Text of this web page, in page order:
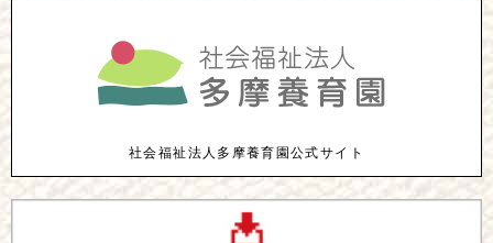
社会福祉法人多摩養育園公式サイト